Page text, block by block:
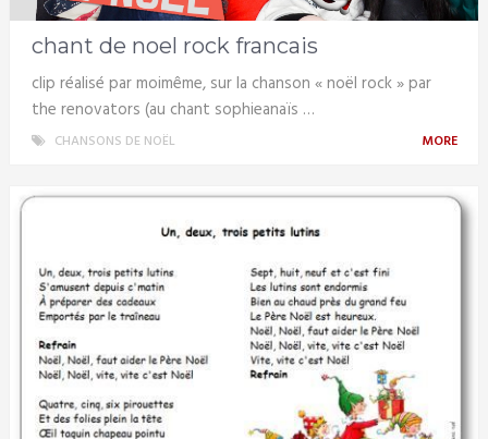
chant de noel rock francais
clip réalisé par moimême, sur la chanson « noël rock » par
the renovators (au chant sophieanaïs …
CHANSONS DE NOËL MORE